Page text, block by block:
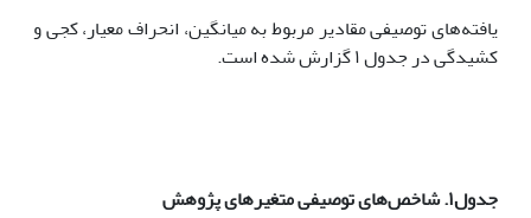
یافته‌های توصیفی مقادیر مربوط به میانگین، انحراف معیار، کجی و
کشیدگی در جدول ۱ گزارش شده است.
جدول۱. شاخص‌های توصیفی متغیرهای پژوهش